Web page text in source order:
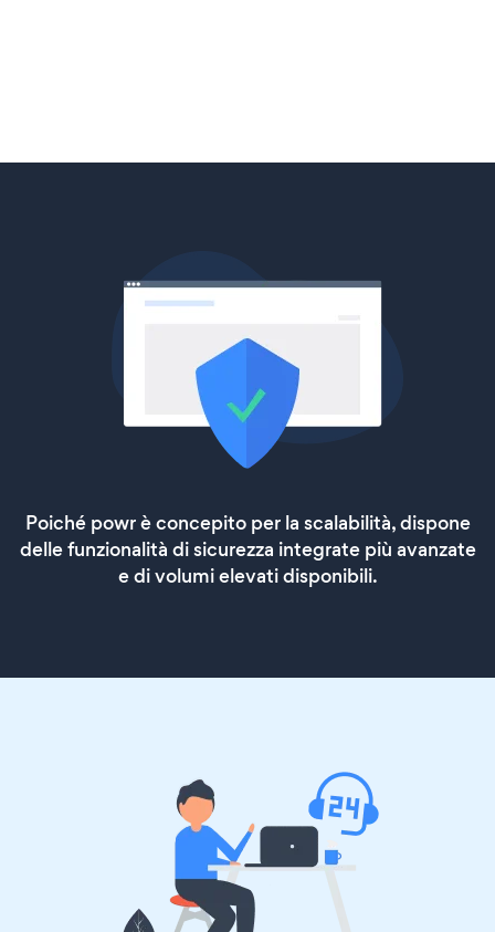
Poiché powr è concepito per la scalabilità, dispone
delle funzionalità di sicurezza integrate più avanzate
e di volumi elevati disponibili.